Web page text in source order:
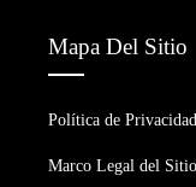
Mapa Del Sitio
Política de Privacidad
Marco Legal del Sitio